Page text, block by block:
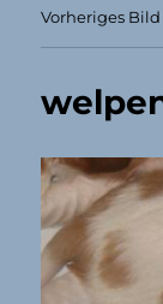
Vorheriges Bild